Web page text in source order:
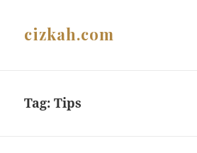
cizkah.com
Tag:Tips